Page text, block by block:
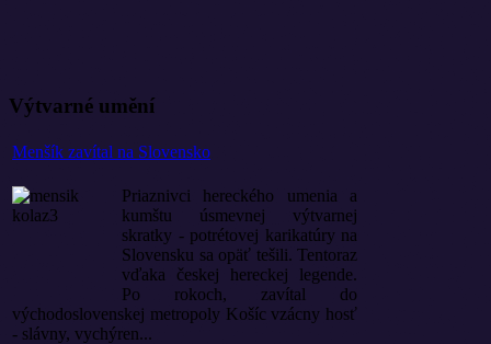
Výtvarné umění
Menšík zavítal na Slovensko
Priaznivci hereckého umenia a
kumštu úsmevnej výtvarnej
skratky - potrétovej karikatúry na
Slovensku sa opäť tešili. Tentoraz
vďaka českej hereckej legende.
Po rokoch, zavítal do
východoslovenskej metropoly Košíc vzácny hosť
- slávny, vychýren...